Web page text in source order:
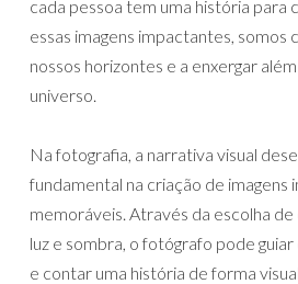
cada pessoa tem uma história para
essas imagens impactantes, somos
nossos horizontes e a enxergar
universo.
Na fotografia, a narrativa visual
fundamental na criação de imagens
memoráveis. Através da escolha de
luz e sombra, o fotógrafo pode
e contar uma história de forma